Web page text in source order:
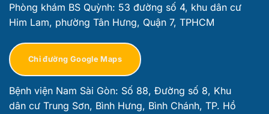
Phòng khám BS Quỳnh: 53 đường số 4, khu dân cư
Him Lam, phường Tân Hưng, Quận 7, TPHCM
Chỉ đường Google Maps
Bệnh viện Nam Sài Gòn: Số 88, Đường số 8, Khu
dân cư Trung Sơn, Bình Hưng, Bình Chánh, TP. Hồ